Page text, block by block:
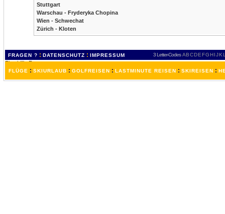
Stuttgart
Warschau - Fryderyka Chopina
Wien - Schwechat
Zürich - Kloten
FRAGEN ? : DATENSCHUTZ : IMPRESSUM 3 Letter-Codes ABCDEFGH IJKL
FLÜGE : SKIURLAUB : GOLFREISEN : LASTMINUTE REISEN : SKIREISEN :